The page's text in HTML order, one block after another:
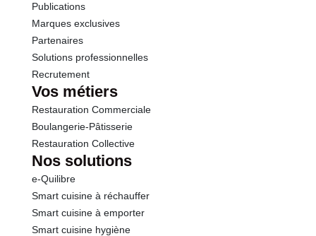
Publications
Marques exclusives
Partenaires
Solutions professionnelles
Recrutement
Vos métiers
Restauration Commerciale
Boulangerie-Pâtisserie
Restauration Collective
Nos solutions
e-Quilibre
Smart cuisine à réchauffer
Smart cuisine à emporter
Smart cuisine hygiène